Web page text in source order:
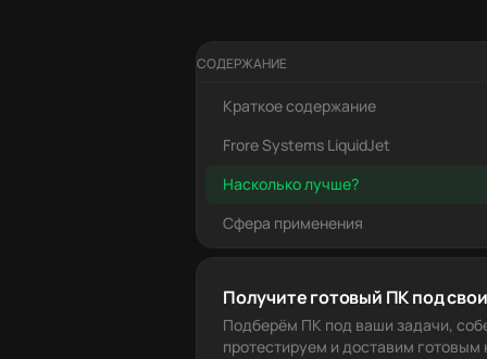
СОДЕРЖАНИЕ
Краткое содержание
Frore Systems LiquidJet
Насколько лучше?
Сфера применения
Получите готовый ПК под
Подберём ПК под ваши задачи,
протестируем и доставим готовым